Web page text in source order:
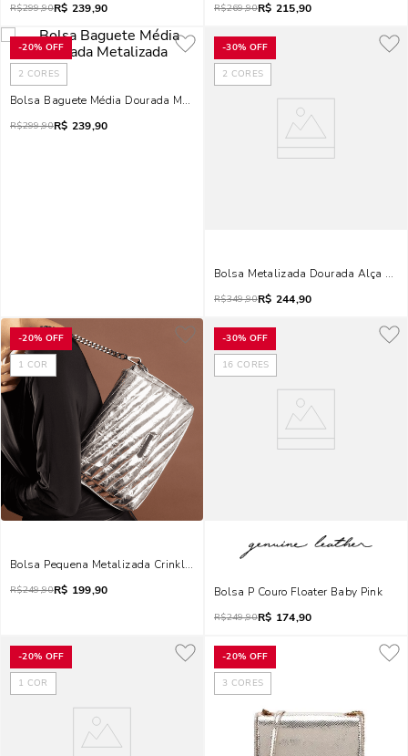
R$299,90R$ 239,90 R$269,90R$ 215,90
-20% OFF
2 CORES
Bolsa Baguete Média Dourada Metalizada
R$299,90R$ 239,90
-30% OFF
2 CORES
Bolsa Metalizada Dourada Alça
R$349,90R$ 244,90
-20% OFF
1 COR
Bolsa Pequena Metalizada Crinkle Prata Alça Dupla
R$249,90R$ 199,90
-30% OFF
16 CORES
Bolsa P Couro Floater Baby Pink
R$249,90R$ 174,90
-20% OFF
1 COR
-20% OFF
3 CORES